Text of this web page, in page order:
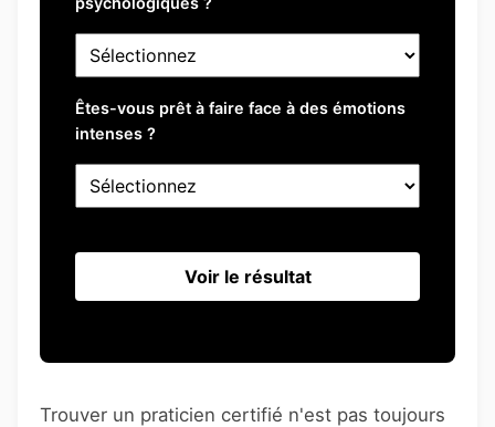
Êtes-vous prêt à faire face à des émotions
intenses ?
Voir le résultat
Trouver un praticien certifié n'est pas toujours